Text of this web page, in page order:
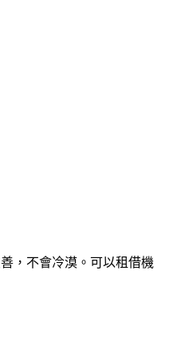
，不會冷漠。可以租借機